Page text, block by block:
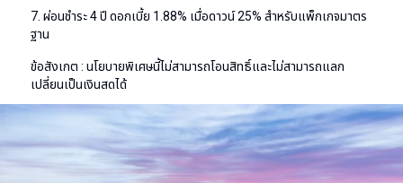
7. ผ่อนชำระ 4 ปี ดอกเบี้ย 1.88% เมื่อดาวน์ 25% สำหรับแพ็กเกจมาตร
ฐาน
ข้อสังเกต : นโยบายพิเศษนี้ไม่สามารถโอนสิทธิ์และไม่สามารถแลก
เปลี่ยนเป็นเงินสดได้